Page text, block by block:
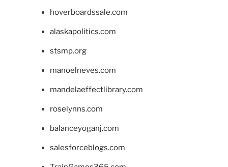
hoverboardssale.com
alaskapolitics.com
stsmp.org
manoelneves.com
mandelaeffectlibrary.com
roselynns.com
balanceyoganj.com
salesforceblogs.com